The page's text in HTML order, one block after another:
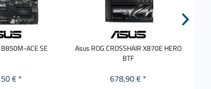
ACE SE
€ *
Asus ROG CROSSHAIR X870E HERO
BTF
678,90 € *